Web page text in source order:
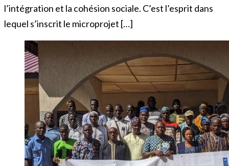
l’intégration et la cohésion sociale. C’est l’esprit dans
lequel s’inscrit le microprojet […]